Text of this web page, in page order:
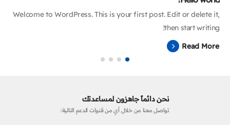
Welcome to WordPress. This is your first post. Edit or delete it,
then start writing!
Read More
نحن دائماً جاهزون لمساعدتك
تواصل معنا من خلال أي من قنوات الدعم التالية: